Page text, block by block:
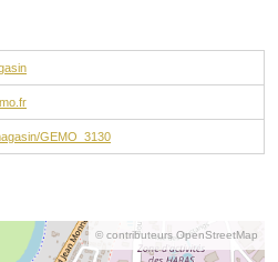
GEMO_3130
© contributeurs OpenStreetMap